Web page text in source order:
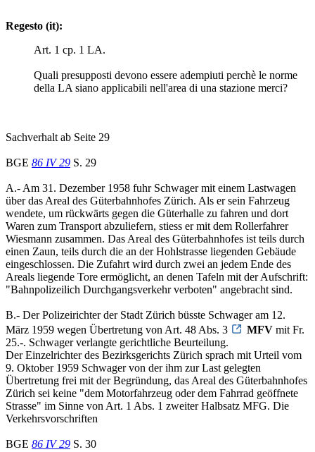
Regesto (it):
Art. 1 cp. 1 LA.
Quali presupposti devono essere adempiuti perchè le norme
della LA siano applicabili nell'area di una stazione merci?
Sachverhalt ab Seite 29
BGE 86 IV 29 S. 29
A.- Am 31. Dezember 1958 fuhr Schwager mit einem Lastwagen
über das Areal des Güterbahnhofes Zürich. Als er sein Fahrzeug
wendete, um rückwärts gegen die Güterhalle zu fahren und dort
Waren zum Transport abzuliefern, stiess er mit dem Rollerfahrer
Wiesmann zusammen. Das Areal des Güterbahnhofes ist teils durch
einen Zaun, teils durch die an der Hohlstrasse liegenden Gebäude
eingeschlossen. Die Zufahrt wird durch zwei an jedem Ende des
Areals liegende Tore ermöglicht, an denen Tafeln mit der Aufschrift:
"Bahnpolizeilich Durchgangsverkehr verboten" angebracht sind.
B.- Der Polizeirichter der Stadt Zürich büsste Schwager am 12.
März 1959 wegen Übertretung von Art. 48 Abs. 3
MFV mit Fr.
25.-. Schwager verlangte gerichtliche Beurteilung.
Der Einzelrichter des Bezirksgerichts Zürich sprach mit Urteil vom
9. Oktober 1959 Schwager von der ihm zur Last gelegten
Übertretung frei mit der Begründung, das Areal des Güterbahnhofes
Zürich sei keine "dem Motorfahrzeug oder dem Fahrrad geöffnete
Strasse" im Sinne von Art. 1 Abs. 1 zweiter Halbsatz MFG. Die
Verkehrsvorschriften
BGE 86 IV 29 S. 30